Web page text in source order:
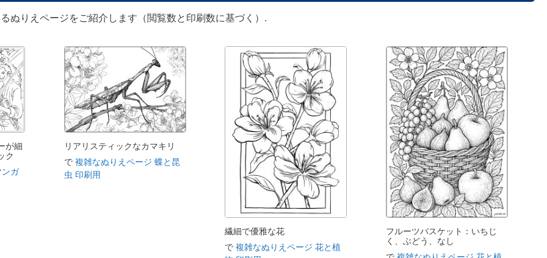
ぬりえページをご紹介します（閲覧数と印刷数に基づく）.
が細
ク
ガ
リアリスティックなカマキリ
で 複雑なぬりえページ 蝶と昆
虫 印刷用
繊細で優雅な花
で複雑なぬりえページ 花と植
フルーツバスケット：いちじ
く、ぶどう、なし